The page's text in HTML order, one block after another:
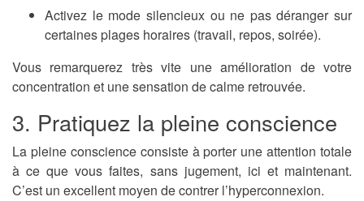
Activez le mode silencieuxou ne pas dérangersur
certaines plages horaires (travail, repos, soirée).
Vous remarquerez très vite une amélioration de votre
concentration et une sensation de calme retrouvée.
3. Pratiquez la pleine conscience
La pleine conscienceconsiste à porter une attention totale
à ce que vous faites, sans jugement, ici et maintenant.
C’est un excellent moyen de contrer l’hyperconnexion.